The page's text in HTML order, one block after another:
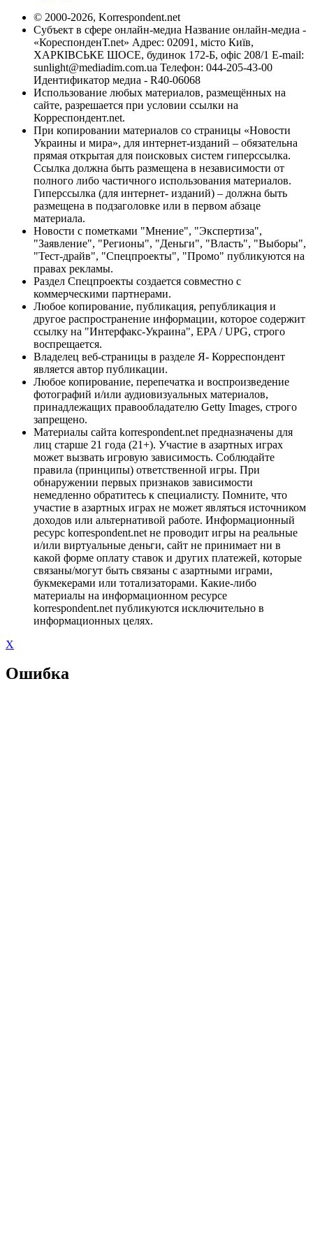
© 2000-2026, Korrespondent.net
Субъект в сфере онлайн-медиа Название онлайн-медиа -
«КореспонденТ.net» Адрес: 02091, місто Київ,
ХАРКІВСЬКЕ ШОСЕ, будинок 172-Б, офіс 208/1 E-mail:
sunlight@mediadim.com.ua Телефон: 044-205-43-00
Идентификатор медиа - R40-06068
Использование любых материалов, размещённых на
сайте, разрешается при условии ссылки на
Корреспондент.net.
При копировании материалов со страницы «Новости
Украины и мира», для интернет-изданий – обязательна
прямая открытая для поисковых систем гиперссылка.
Ссылка должна быть размещена в независимости от
полного либо частичного использования материалов.
Гиперссылка (для интернет- изданий) – должна быть
размещена в подзаголовке или в первом абзаце
материала.
Новости с пометками "Мнение", "Экспертиза",
"Заявление", "Регионы", "Деньги", "Власть", "Выборы",
"Тест-драйв", "Спецпроекты", "Промо" публикуются на
правах рекламы.
Раздел Спецпроекты создается совместно с
коммерческими партнерами.
Любое копирование, публикация, републикация и
другое распространение информации, которое содержит
ссылку на "Интерфакс-Украина", EPA / UPG, строго
воспрещается.
Владелец веб-страницы в разделе Я- Корреспондент
является автор публикации.
Любое копирование, перепечатка и воспроизведение
фотографий и/или аудиовизуальных материалов,
принадлежащих правообладателю Getty Images, строго
запрещено.
Материалы сайта korrespondent.net предназначены для
лиц старше 21 года (21+). Участие в азартных играх
может вызвать игровую зависимость. Соблюдайте
правила (принципы) ответственной игры. При
обнаружении первых признаков зависимости
немедленно обратитесь к специалисту. Помните, что
участие в азартных играх не может являться источником
доходов или альтернативой работе. Информационный
ресурс korrespondent.net не проводит игры на реальные
и/или виртуальные деньги, сайт не принимает ни в
какой форме оплату ставок и других платежей, которые
связаны/могут быть связаны с азартными играми,
букмекерами или тотализаторами. Какие-либо
материалы на информационном ресурсе
korrespondent.net публикуются исключительно в
информационных целях.
X
Ошибка